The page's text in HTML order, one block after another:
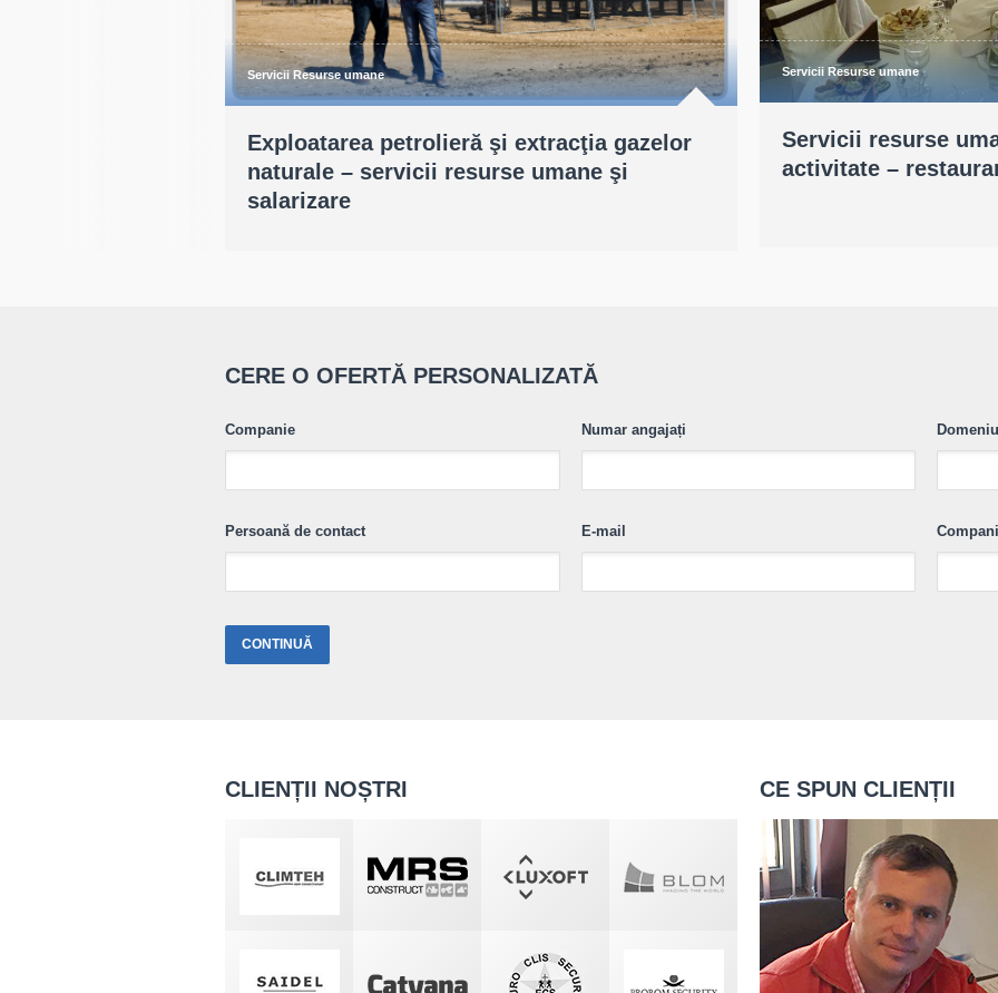
Servicii Resurse umane
Exploatarea petrolieră şi extracţia gazelor
naturale – servicii resurse umane şi
salarizare
Servicii Resurse umane
Servicii resurse
activitate –
CERE O OFERTĂ PERSONALIZATĂ
Companie Numar angajați
Persoană de contact E-mail
CLIENȚII NOȘTRI CE SPUN CLIENȚII